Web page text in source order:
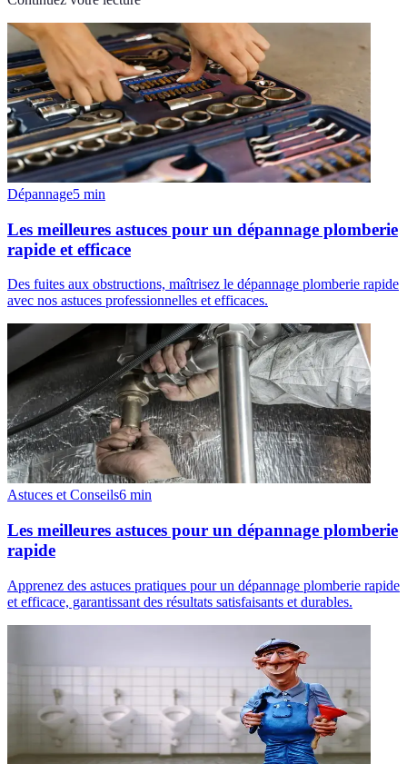
Dépannage5 min
Les meilleures astuces pour un dépannage plomberie
rapide et efficace
Des fuites aux obstructions, maîtrisez le dépannage plomberie rapide
avec nos astuces professionnelles et efficaces.
Astuces et Conseils6 min
Les meilleures astuces pour un dépannage plomberie
rapide
Apprenez des astuces pratiques pour un dépannage plomberie rapide
et efficace, garantissant des résultats satisfaisants et durables.